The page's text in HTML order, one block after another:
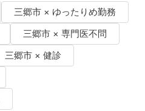
三郷市 × ゆったりめ勤務
三郷市 × 専門医不問
三郷市 × 健診